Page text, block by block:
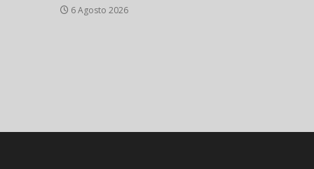
6 Agosto 2026